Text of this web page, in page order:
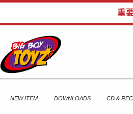
NEW ITEM DOWNLOADS CD &